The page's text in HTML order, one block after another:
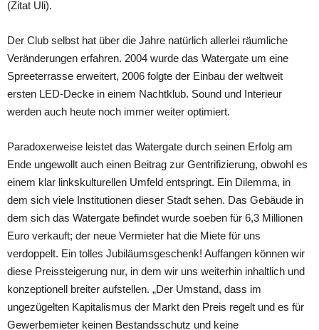
(Zitat Uli).
Der Club selbst hat über die Jahre natürlich allerlei räumliche
Veränderungen erfahren. 2004 wurde das Watergate um eine
Spreeterrasse erweitert, 2006 folgte der Einbau der weltweit
ersten LED-Decke in einem Nachtklub. Sound und Interieur
werden auch heute noch immer weiter optimiert.
Paradoxerweise leistet das Watergate durch seinen Erfolg am
Ende ungewollt auch einen Beitrag zur Gentrifizierung, obwohl es
einem klar linkskulturellen Umfeld entspringt. Ein Dilemma, in
dem sich viele Institutionen dieser Stadt sehen. Das Gebäude in
dem sich das Watergate befindet wurde soeben für 6,3 Millionen
Euro verkauft; der neue Vermieter hat die Miete für uns
verdoppelt. Ein tolles Jubiläumsgeschenk! Auffangen können wir
diese Preissteigerung nur, in dem wir uns weiterhin inhaltlich und
konzeptionell breiter aufstellen. „Der Umstand, dass im
ungezügelten Kapitalismus der Markt den Preis regelt und es für
Gewerbemieter keinen Bestandsschutz und keine